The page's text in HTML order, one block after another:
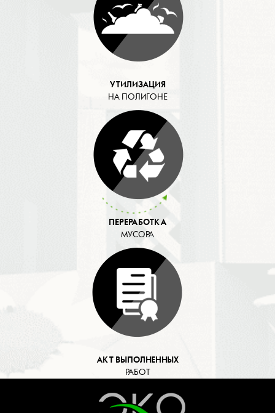
УТИЛИЗАЦИЯ
НА ПОЛИГОНЕ
ПЕРЕРАБОТКА
МУСОРА
АКТ ВЫПОЛНЕННЫХ
РАБОТ